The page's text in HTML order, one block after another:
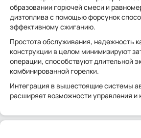
образовании горючей смеси и
дизтоплива с помощью форсунок
эффективному сжиганию.
Простота обслуживания, надежность
конструкции в целом минимизируют
операции, способствуют длительной
комбинированной горелки.
Интеграция в вышестоящие системы
расширяет возможности управления и